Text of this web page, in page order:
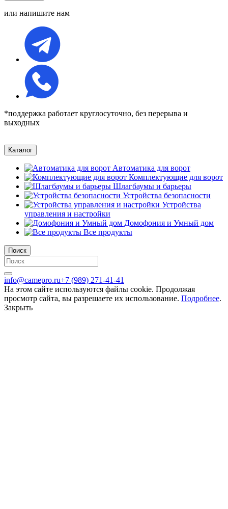
или напишите нам
*поддержка работает круглосуточно, без перерыва и
выходных
Каталог
Автоматика для ворот
Комплектующие для ворот
Шлагбаумы и барьеры
Устройства безопасности
Устройства
управления и настройки
Домофония и Умный дом
Все продукты
Поиск
info@camepro.ru+7 (989) 271-41-41
На этом сайте используются файлы cookie. Продолжая
просмотр сайта, вы разрешаете их использование. Подробнее.
Закрыть